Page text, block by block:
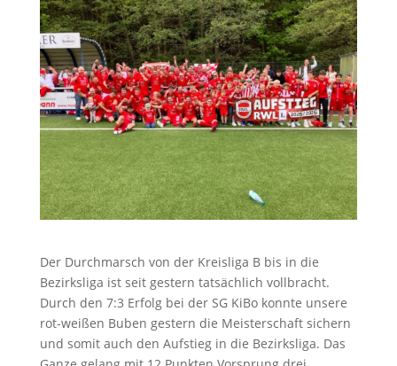
Der Durchmarsch von der Kreisliga B bis in die
Bezirksliga ist seit gestern tatsächlich vollbracht.
Durch den 7:3 Erfolg bei der SG KiBo konnte unsere
rot-weißen Buben gestern die Meisterschaft sichern
und somit auch den Aufstieg in die Bezirksliga. Das